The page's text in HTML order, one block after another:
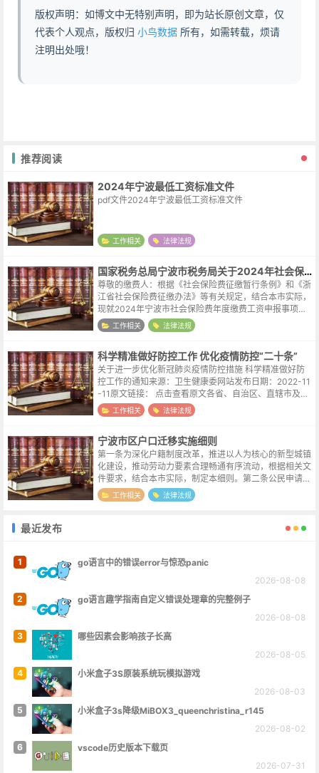
版权声明：如博文中无特别声明，即为站长原创文章，仅
代表个人观点，版权归 小鸟数据 所有，如需转载，烦请
注明出处哦！
推荐阅读
2024年宁波最低工资标准文件
pdf文件2024年宁波最低工资标准文件
工作相关 法律法规
国家税务总局宁波市税务局关于2024年社会保险费年度缴费工资申报有关事项的通知
尊敬的缴费人：根据《社会保险费征缴暂行条例》和《浙
江省社会保险费征缴办法》等有关规定，结合本市实际，
现就2024年宁波市社会保险费年度缴费工资申报事项通
知如下：一、申报期限2024年1月1日至2月18日。用人单
位（含有雇工的个体工商户...
工作相关 法律法规
科学精准做好防控工作 优化疫情防控“二十条”
关于进一步优化新冠肺炎疫情防控措施 科学精准做好防
控工作的通知来源：卫生健康委网站发布日期：2022-11
-11原文链接： 点击查看原文各省、自治区、直辖市及新
疆生产建设兵团应对新型冠状病毒肺炎疫情联防联控机制
（领导小组、指挥部），国...
工作相关 法律法规
宁波市区户口迁移实施细则
第一条为深化户籍制度改革，推进以人为核心的新型城镇
化建设，推动劳动力要素合理畅通有序流动，根据相关文
件要求，结合本市实际，制定本细则。第二条公民申请将
户口迁入本市市区的，适用本细则。市区指海曙区、江北
区、镇海区、北仑区、鄞州区(含宁波...
工作相关 法律法规
最近发布
1
go语言中的错误error与惊恐panic
2026-08-08
2
go语言趣学指南自定义错误处理章的完整例子
2026-08-08
3
哪些因素会影响孩子长高
2026-08-05
4
小米盒子3S原装系统玩模拟游戏
2026-08-03
5
小米盒子3s降级MiBOX3_queenchristina_r145
2026-08-02
6
vscode历史版本下载页
2026-07-31